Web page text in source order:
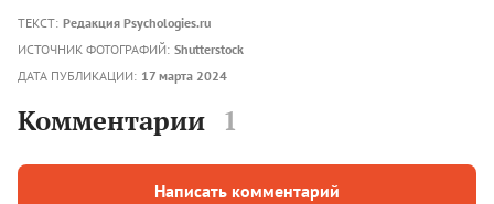
ТЕКСТ: Редакция Psychologies.ru
ИСТОЧНИК ФОТОГРАФИЙ: Shutterstock
ДАТА ПУБЛИКАЦИИ: 17 марта 2024
Комментарии 1
Написать комментарий